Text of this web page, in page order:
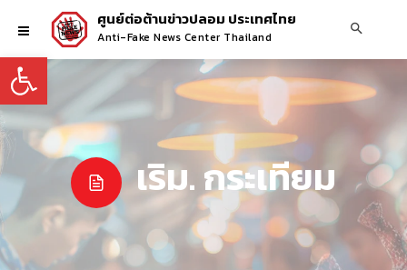
Open toolbar
ศูนย์ต่อต้านข่าวปลอม ประเทศไทย
Anti-Fake News Center Thailand
เริม. กระเทียม